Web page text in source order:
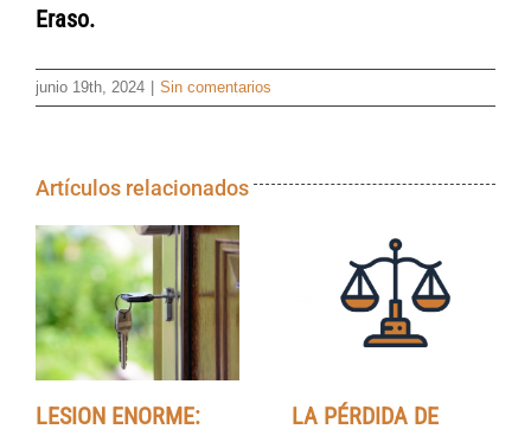
Eraso.
junio 19th, 2024 | Sin comentarios
Artículos relacionados
LESION ENORME: LA PÉRDIDA DE